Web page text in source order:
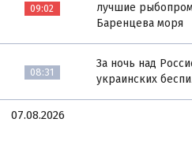
09:02
лучшие
Баренцева моря
08:31
За ночь над
украинских
07.08.2026